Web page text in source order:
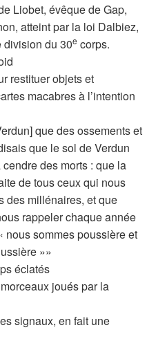
Liobet, évêque de Gap,
atteint par la loi Dalbiez,
division du 30e corps.
restituer objets et
macabres à l’intention
que des ossements et
que le sol de Verdun
des morts : que la
de tous ceux qui nous
des millénaires, et que
rappeler chaque année
nous sommes poussière et
»»
éclatés
joués par la
signaux, en fait une